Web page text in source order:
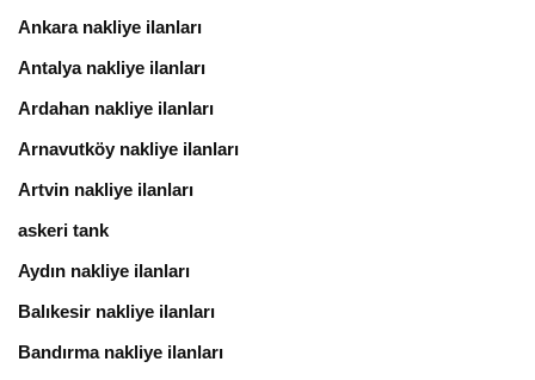
Ankara nakliye ilanları
Antalya nakliye ilanları
Ardahan nakliye ilanları
Arnavutköy nakliye ilanları
Artvin nakliye ilanları
askeri tank
Aydın nakliye ilanları
Balıkesir nakliye ilanları
Bandırma nakliye ilanları